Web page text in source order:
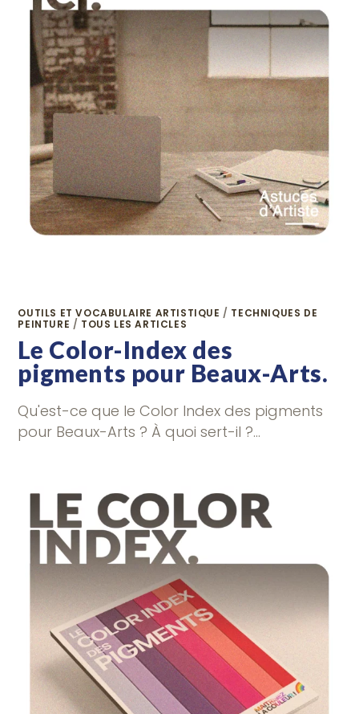
OUTILS ET VOCABULAIRE ARTISTIQUE / TECHNIQUES DE
PEINTURE / TOUS LES ARTICLES
Le Color-Index des
pigments pour Beaux-Arts.
Qu'est-ce que le Color Index des pigments
pour Beaux-Arts ? À quoi sert-il ?…